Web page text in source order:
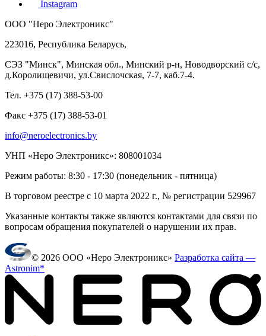
Instagram
ООО "Неро Электроникс"
223016, Республика Беларусь,
СЭЗ "Минск", Минская обл., Минский р-н, Новодворский с/с,
д.Королищевичи, ул.Свислочская, 7-7, каб.7-4.
Тел. +375 (17) 388-53-00
Факс +375 (17) 388-53-01
info@neroelectronics.by
УНП «Неро Электроникс»: 808001034
Режим работы: 8:30 - 17:30 (понедельник - пятница)
В торговом реестре с 10 марта 2022 г., № регистрации 529967
Указанные контакты также являются контактами для связи по
вопросам обращения покупателей о нарушении их прав.
© 2026 ООО «Неро Электроникс» Разработка сайта —
Astronim*